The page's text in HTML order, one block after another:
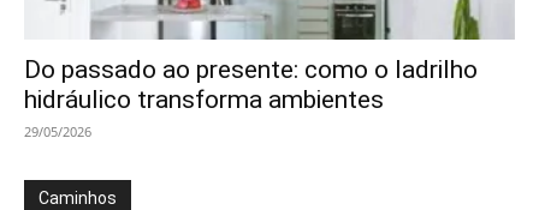
Do passado ao presente: como o ladrilho
hidráulico transforma ambientes
29/05/2026
Caminhos